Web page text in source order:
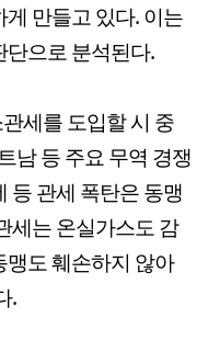
만들고 있다. 이는
으로 분석된다.
세를 도입할 시 중
남 등 주요 무역 경쟁
등 관세 폭탄은 동맹
세는 온실가스도 감
도 훼손하지 않아
.